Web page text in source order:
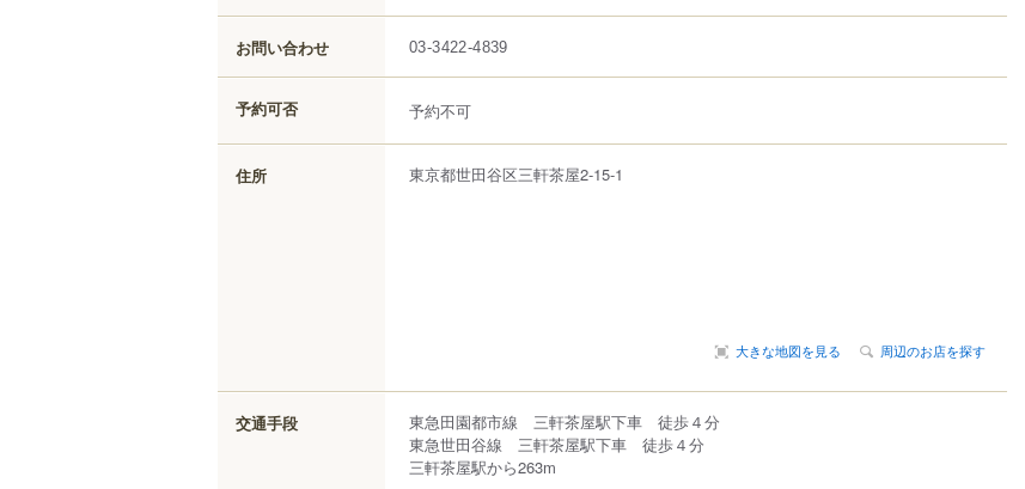
お問い合わせ 03-3422-4839
予約可否 予約不可
住所 東京都世田谷区三軒茶屋2-15-1
大きな地図を見る 周辺のお店を探す
交通手段
東急田園都市線 三軒茶屋駅下車 徒歩４分
東急世田谷線 三軒茶屋駅下車 徒歩４分
三軒茶屋駅から263m